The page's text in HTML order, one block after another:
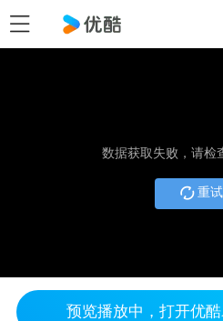
数据获取失败，请检
重试
预览播放中，打开优